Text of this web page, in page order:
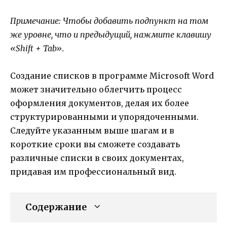
Примечание: Чтобы добавить подпункт на том
же уровне, что и предыдущий, нажмите клавишу
«Shift + Tab».
Создание списков в программе Microsoft Word
может значительно облегчить процесс
оформления документов, делая их более
структурированными и упорядоченными.
Следуйте указанным выше шагам и в
короткие сроки вы сможете создавать
различные списки в своих документах,
придавая им профессиональный вид.
Содержание